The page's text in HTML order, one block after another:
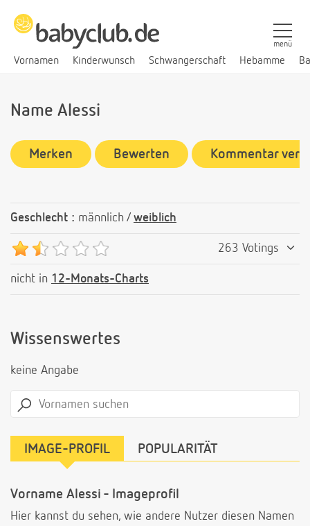
Vornamen Kinderwunsch Schwangerschaft Hebamme
menü
Name Alessi
Merken Bewerten Kommentar
Geschlecht : männlich / weiblich
263 Votings
nicht in 12-Monats-Charts
Wissenswertes
keine Angabe
IMAGE-PROFIL POPULARITÄT
Vorname Alessi - Imageprofil
Hier kannst du sehen, wie andere Nutzer diesen Namen